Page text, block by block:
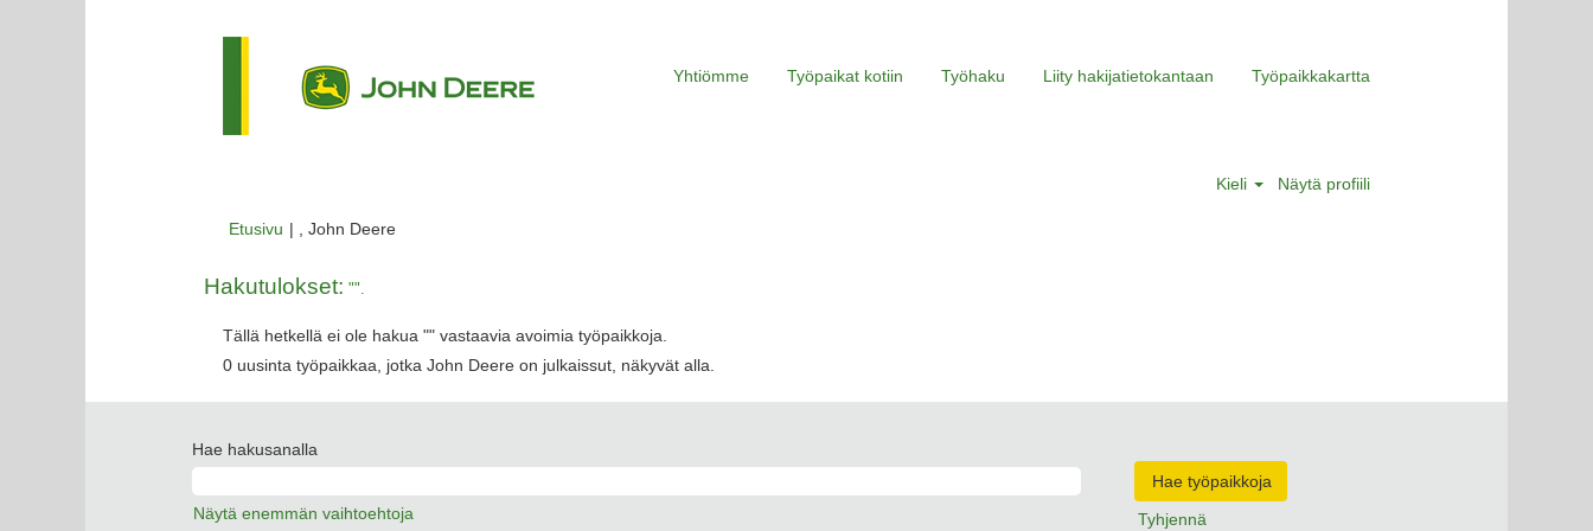
Yhtiömme Työpaikat kotiin Työhaku Liity hakijatietokantaan Työpaikkakartta
Kieli Näytä profiili
Etusivu | , John Deere(nykyinen
Hakutulokset: "".
Tällä hetkellä ei ole hakua "" vastaavia avoimia työpaikkoja.
0 uusinta työpaikkaa, jotka John Deere on julkaissut, näkyvät alla.
Hae hakusanalla
Näytä enemmän vaihtoehtoja Tyhjennä